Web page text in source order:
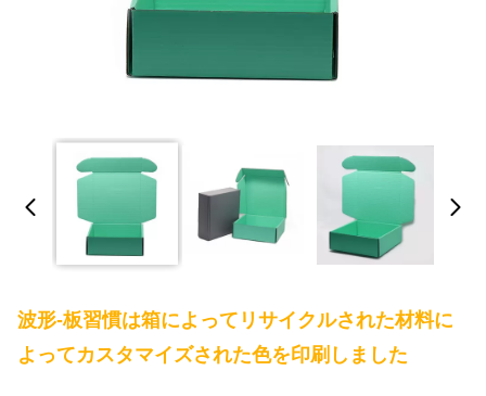
波形-板習慣は箱によってリサイクルされた材料に
よってカスタマイズされた色を印刷しました